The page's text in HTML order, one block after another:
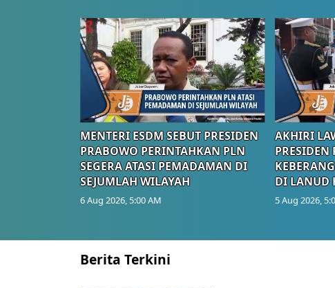
MENTERI ESDM SEBUT PRESIDEN
PRABOWO PERINTAHKAN PLN
SEGERA ATASI PEMADAMAN DI
SEJUMLAH WILAYAH
6 Aug 2026, 5:00 AM
AKHIRI
PRESIDEN
DI LANUD
5 Aug 2026,
Berita Terkini